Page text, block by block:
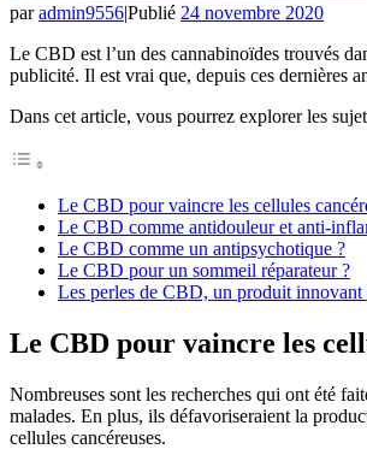
paradmin9556|Publié 24 novembre 2020
Le CBD est l’un des cannabinoïdes trouvés
publicité. Il est vrai que, depuis ces dernières
Dans cet article, vous pourrez explorer les
Le CBD pour vaincre les cellules
Le CBD comme antidouleur et anti-
Le CBD comme un antipsychotique ?
Le CBD pour un sommeil réparateur ?
Les perles de CBD, un produit
Le CBD pour vaincre les
Nombreuses sont les recherches qui ont été
malades. En plus, ils défavoriseraient la
cellules cancéreuses.